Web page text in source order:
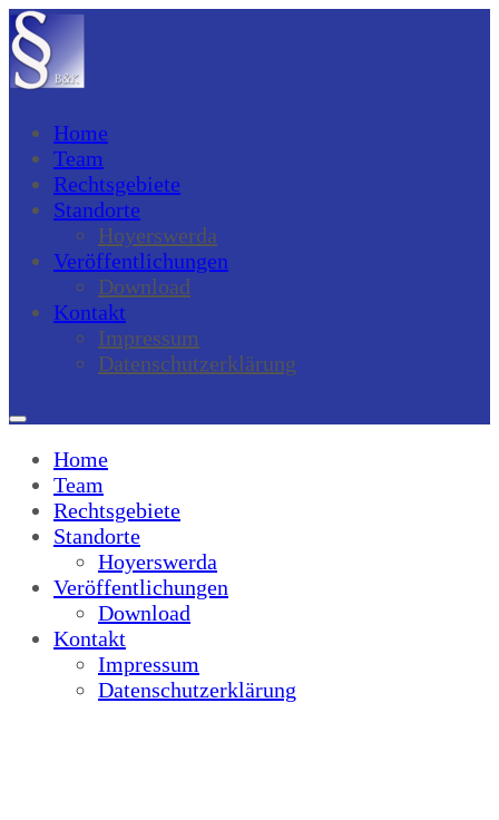
Home
Team
Rechtsgebiete
Standorte
Hoyerswerda
Veröffentlichungen
Download
Kontakt
Impressum
Datenschutzerklärung
Home
Team
Rechtsgebiete
Standorte
Hoyerswerda
Veröffentlichungen
Download
Kontakt
Impressum
Datenschutzerklärung